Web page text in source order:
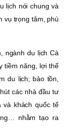
lịch nói chung và
vụ trọng tâm, phù
ngành du lịch Cà
tiềm năng, lợi thế
du lịch; bảo tồn,
các nhà đầu tư
và khách quốc tế
nhằm tạo ra